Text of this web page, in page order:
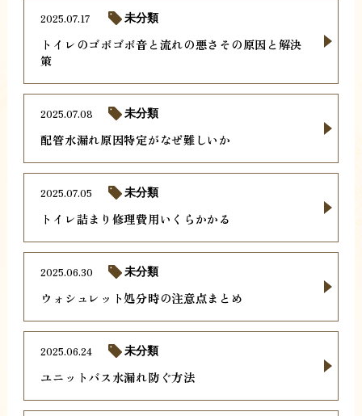
トイレのゴボゴボ音と流れの悪さその原因と解決
策
2025.07.17 未分類
配管水漏れ原因特定がなぜ難しいか
2025.07.08 未分類
トイレ詰まり修理費用いくらかかる
2025.07.05 未分類
ウォシュレット処分時の注意点まとめ
2025.06.30 未分類
ユニットバス水漏れ防ぐ方法
2025.06.24 未分類